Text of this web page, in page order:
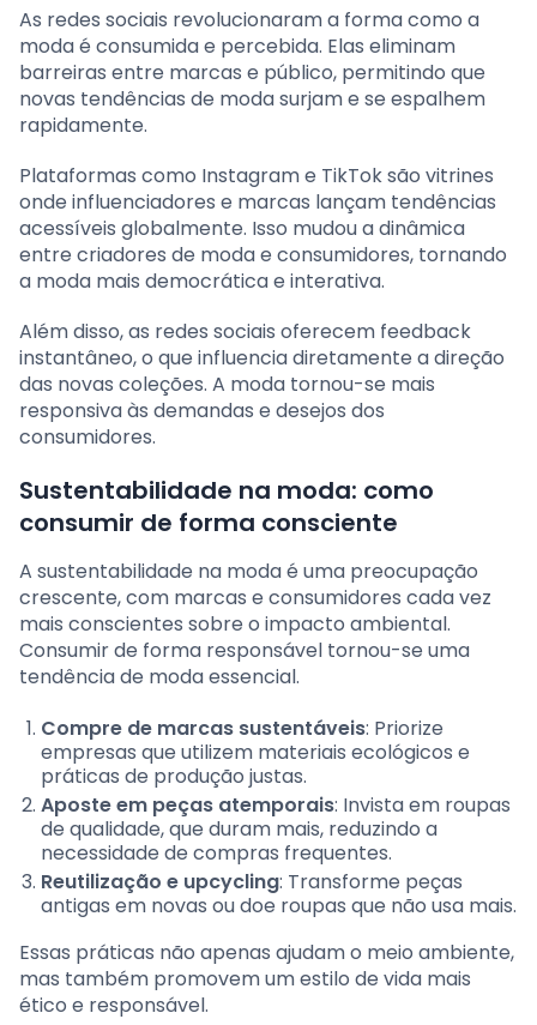
As redes sociais revolucionaram a forma como a
moda é consumida e percebida. Elas eliminam
barreiras entre marcas e público, permitindo que
novas tendências de moda surjam e se espalhem
rapidamente.
Plataformas como Instagram e TikTok são vitrines
onde influenciadores e marcas lançam tendências
acessíveis globalmente. Isso mudou a dinâmica
entre criadores de moda e consumidores, tornando
a moda mais democrática e interativa.
Além disso, as redes sociais oferecem feedback
instantâneo, o que influencia diretamente a direção
das novas coleções. A moda tornou-se mais
responsiva às demandas e desejos dos
consumidores.
Sustentabilidade na moda: como
consumir de forma consciente
A sustentabilidade na moda é uma preocupação
crescente, com marcas e consumidores cada vez
mais conscientes sobre o impacto ambiental.
Consumir de forma responsável tornou-se uma
tendência de moda essencial.
Compre de marcas sustentáveis: Priorize
empresas que utilizem materiais ecológicos e
práticas de produção justas.
Aposte em peças atemporais: Invista em roupas
de qualidade, que duram mais, reduzindo a
necessidade de compras frequentes.
Reutilização e upcycling: Transforme peças
antigas em novas ou doe roupas que não usa mais.
Essas práticas não apenas ajudam o meio ambiente,
mas também promovem um estilo de vida mais
ético e responsável.